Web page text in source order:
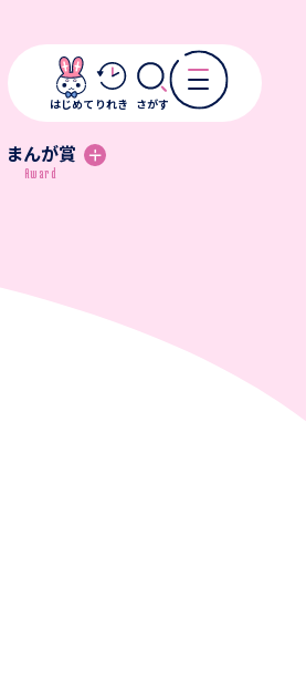
まんが賞
はじめて りれき さがす